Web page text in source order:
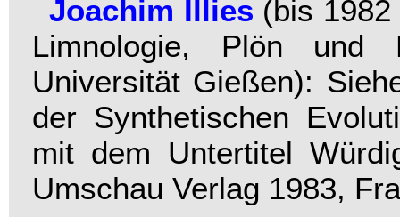
Joachim Illies (bis
Limnologie, Plön
Universität Gießen):
der Synthetischen
mit dem Untertitel
Umschau Verlag 1983,